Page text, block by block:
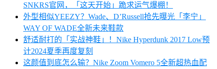
SNKRS官网，「这天开始」跪求运气爆棚！
外型相似YEEZY？Wade、D’Russell抢先曝光「李宁」
WAY OF WADE全新未来鞋款
舒适耐打的「实战神鞋」！Nike Hyperdunk 2017 Low预
计2024夏季再度复刻
这颜值到底怎么输？Nike Zoom Vomero 5全新超热血配